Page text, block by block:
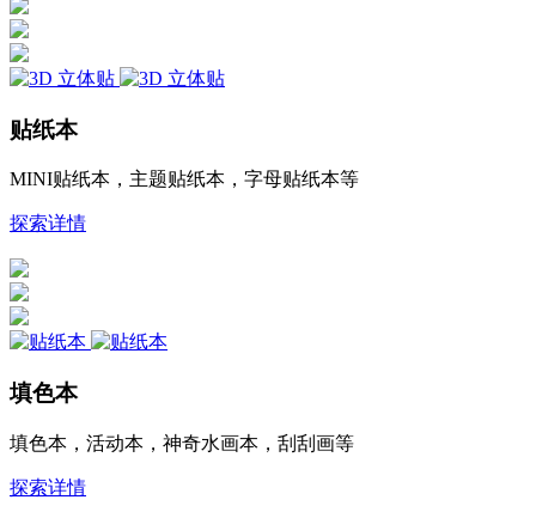
贴纸本
MINI贴纸本，主题贴纸本，字母贴纸本等
探索详情
填色本
填色本，活动本，神奇水画本，刮刮画等
探索详情